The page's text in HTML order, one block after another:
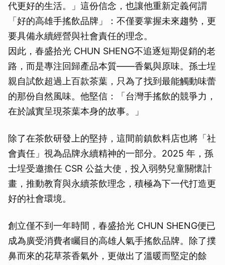
代更好的生活。」這份信念，也讓他重新定義何謂
「好的高雄手搖飲品牌」：不僅要掌握未來趨勢，更
要具備永續經營與社會責任的理念。
因此，春盛拾光 CHUN SHENG不追逐短期促銷的老
路，而是專注回歸產品本質——香氣與原味。孫士埕
親自試飲超過上百款茶葉，只為了找到最能觸動味蕾
的那份自然風味。他堅信：「台灣手搖飲的競爭力，
在於誠實呈現茶葉本身的故事。」
除了在茶飲研發上的堅持，這間前鎮飲料店也將「社
會責任」視為品牌永續精神的一部分。2025 年，孫
士埕受邀擔任 CSR 公益大使，投入弱勢兒童關懷計
畫，推動教育與永續茶飲理念，積極為下一代打造更
好的社會環境。
創立僅不到一年時間，春盛拾光 CHUN SHENG便已
成為廣受消費者矚目的高雄人氣手搖飲品牌。除了撲
鼻而來的花草茶香氣外，更做出了溫暖而堅定的餘